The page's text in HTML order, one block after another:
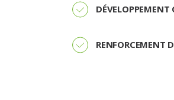
RENFORCEMENT